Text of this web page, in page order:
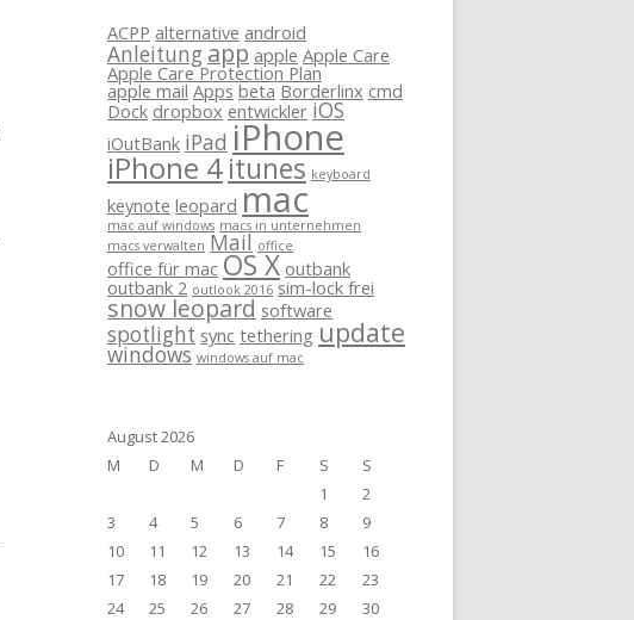
ACPP alternative android
Anleitung app apple Apple Care
Apple Care Protection Plan
apple mail Apps beta Borderlinx cmd
Dock dropbox entwickler iOS
iOutBank iPad iPhone
iPhone 4itunes keyboard
keynote leopard mac
mac auf windows macs in unternehmen
macs verwalten Mail office
office für mac OS X outbank
outbank 2 outlook 2016 sim-lock frei
snow leopard software
spotlight sync tethering update
windows windows auf mac
August 2026
M
D M D F S
S
1
2
3
4 5 6 7 8
9
10
11 12 13 14 15
16
17
18 19 20 21 22
23
24
25 26 27 28 29
30